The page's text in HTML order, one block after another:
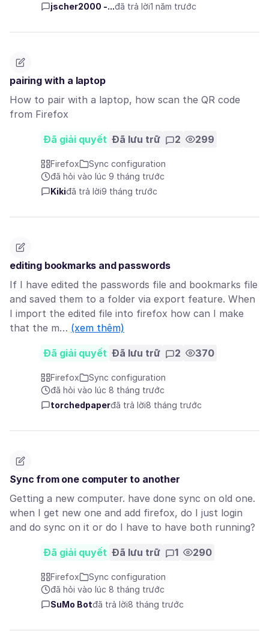
jscher2000 -...đã trả lời1 năm trước
pairing with a laptop
How to pair with a laptop, how scan the QR code
from Firefox
Đã giải quyết Đã lưu trữ 2 299
Firefox
Sync configuration
đã hỏi vào lúc 9 tháng trước
Kikiđã trả lời9 tháng trước
editing bookmarks and passwords
If I have edited the passwords file and bookmarks file
and saved them to a folder via export feature. When
I import the edited file into firefox how can I make
that the m… (xem thêm)
Đã giải quyết Đã lưu trữ 2 370
Firefox
Sync configuration
đã hỏi vào lúc 8 tháng trước
torchedpaperđã trả lời8 tháng trước
Sync from one computer to another
Getting a new computer. have done sync on old one.
when I get new one and add firefox, do I just login
and do sync on it or do I have to have both running?
Đã giải quyết Đã lưu trữ 1 290
Firefox
Sync configuration
đã hỏi vào lúc 8 tháng trước
SuMo Botđã trả lời8 tháng trước